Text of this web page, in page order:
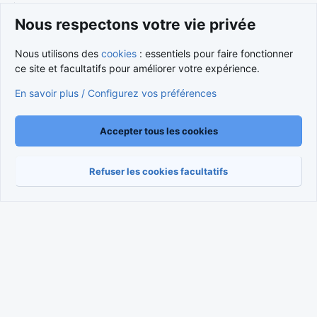
Nous contacter
Conditions et règlement
Traduction française parXenForo FR|Media embeds via s9e/MediaSites
Nous respectons votre vie privée
Nous utilisons des cookies : essentiels pour faire fonctionner
ce site et facultatifs pour améliorer votre expérience.
En savoir plus / Configurez vos préférences
Accepter tous les cookies
Refuser les cookies facultatifs